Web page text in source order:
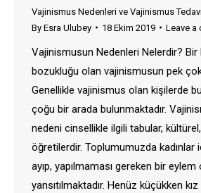
Vajinismus Nedenleri ve Vajinismus
By Esra Ulubey 18 Ekim 2019 Leave a
Vajinismusun Nedenleri Nelerdir? Bir
bozukluğu olan vajinismusun pek çok
Genellikle vajinismus olan kişilerde
çoğu bir arada bulunmaktadır.
nedeni cinsellikle ilgili tabular,
öğretilerdir. Toplumumuzda kadınlar
ayıp, yapılmaması gereken bir eylem
yansıtılmaktadır. Henüz küçükken